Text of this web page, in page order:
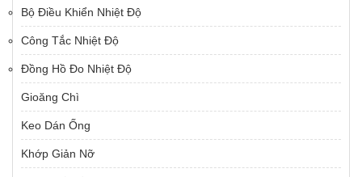
Bộ Điều Khiển Nhiệt Độ
Công Tắc Nhiệt Độ
Đồng Hồ Đo Nhiệt Độ
Gioăng Chì
Keo Dán Ống
Khớp Giản Nỡ